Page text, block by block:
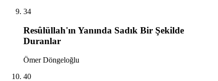
34
Resûlüllah'ın Yanında Sadık Bir Şekilde
Duranlar
Ömer Döngeloğlu
40